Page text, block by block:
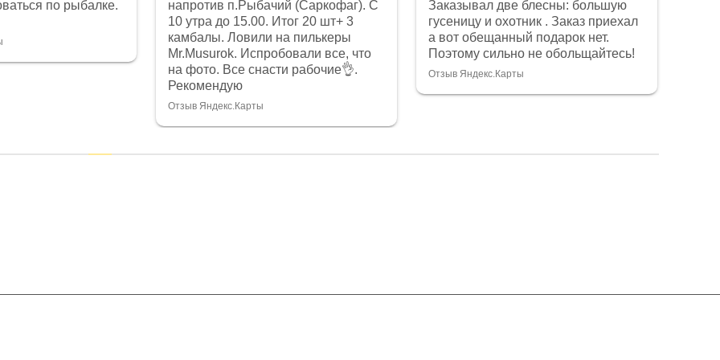
по рыбалке.
напротив п.Рыбачий (Саркофаг). С
10 утра до 15.00. Итог 20 шт+ 3
камбалы. Ловили на пилькеры
Mr.Musurok. Испробовали все, что
на фото. Все снасти рабочие👌.
Рекомендую
Отзыв Яндекс.Карты
Заказывал две блесны: большую
гусеницу и охотник . Заказ приехал
а вот обещанный подарок нет.
Поэтому сильно не обольщайтесь!
Отзыв Яндекс.Карты